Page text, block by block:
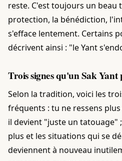
reste. C'est toujours un beau
protection, la bénédiction,
s'efface lentement. Certains
décrivent ainsi : "le Yant
Trois signes qu'un Sak Yant
Selon la tradition, voici les
fréquents : tu ne ressens
il devient "juste un tatouage"
plus et les situations qui se
deviennent à nouveau